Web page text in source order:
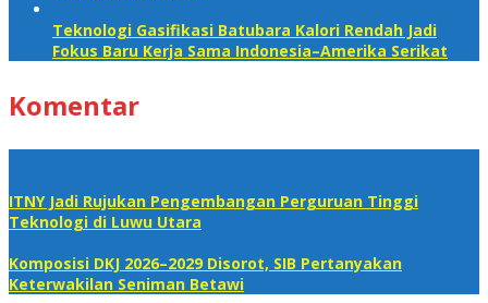
Teknologi Gasifikasi Batubara Kalori Rendah Jadi
Fokus Baru Kerja Sama Indonesia–Amerika Serikat
Komentar
ITNY Jadi Rujukan Pengembangan Perguruan Tinggi
Teknologi di Luwu Utara
Komposisi DKJ 2026–2029 Disorot, SIB Pertanyakan
Keterwakilan Seniman Betawi